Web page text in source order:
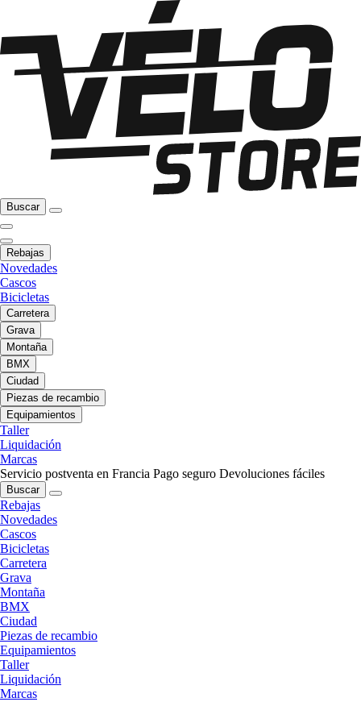
Buscar
Rebajas
Novedades
Cascos
Bicicletas
Carretera
Grava
Montaña
BMX
Ciudad
Piezas de recambio
Equipamientos
Taller
Liquidación
Marcas
Servicio postventa en Francia Pago seguro Devoluciones fáciles
Buscar
Rebajas
Novedades
Cascos
Bicicletas
Carretera
Grava
Montaña
BMX
Ciudad
Piezas de recambio
Equipamientos
Taller
Liquidación
Marcas